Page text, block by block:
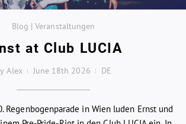
Blog | Veranstaltungen
at Club LUCIA
Alex June 18th 2026 DE
Regenbogenparade in Wien luden Ernst und